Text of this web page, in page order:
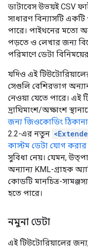
ডাটাবেস উভয়ই CSV
সাধারণ বিন্যাসটি
পারে। পাইথনের মতো
পড়তে ও লেখার জন্য
পরিমাণে ডেটা
যদিও এই
সেগুলি বেশিরভাগ
নেওয়া যেতে পারে। এই
দ্রাঘিমাংশ/অক্ষাংশ
জন্য জিওকোডিং ঠিকানা
2.2-এর নতুন
কাস্টম ডেটা যোগ করার
সুবিধা নেয়। যেমন,
অন্যান্য KML-গ্রাহক
কোডটি মানচিত্র-
হতে পারে।
নমুনা ডেটা
এই টিউটোরিয়ালের